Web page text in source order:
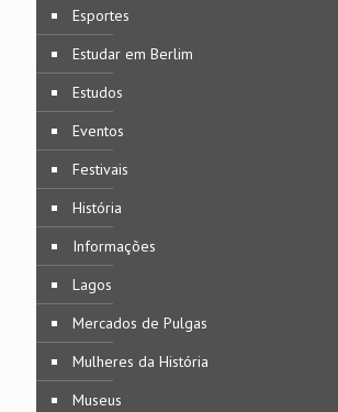
Esportes
Estudar em Berlim
Estudos
Eventos
Festivais
História
Informações
Lagos
Mercados de Pulgas
Mulheres da História
Museus